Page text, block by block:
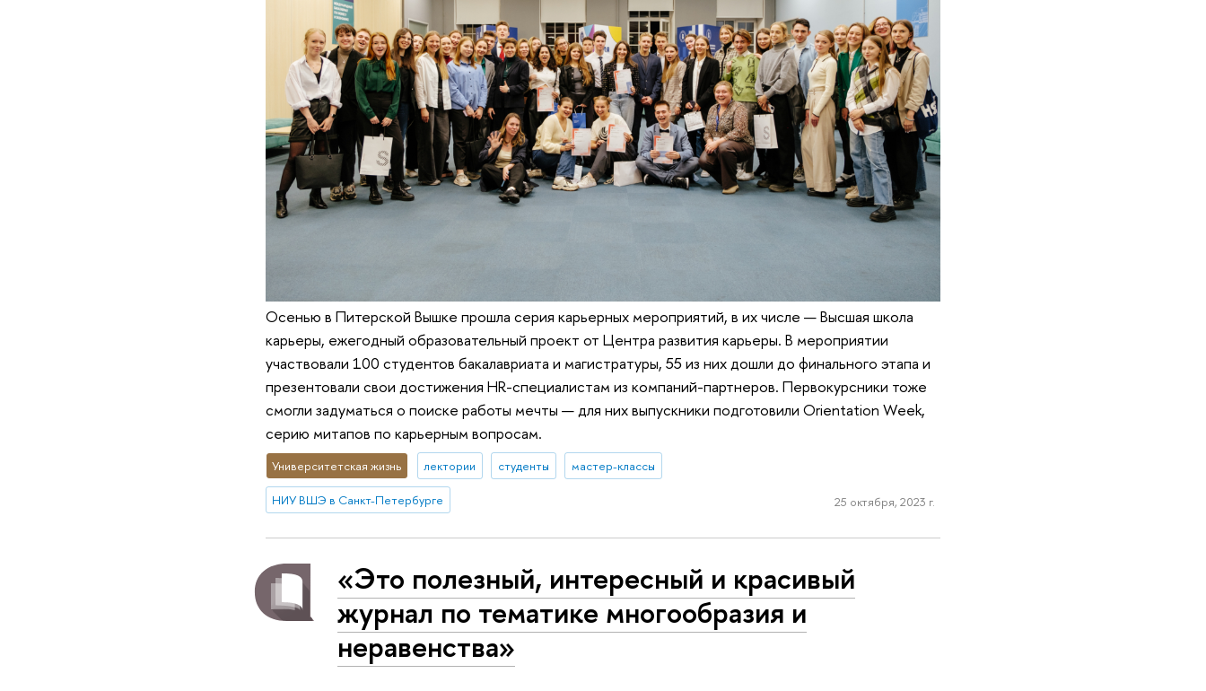
Осенью в Питерской Вышке прошла серия карьерных мероприятий, в их числе — Высшая школа
карьеры, ежегодный образовательный проект от Центра развития карьеры. В мероприятии
участвовали 100 студентов бакалавриата и магистратуры, 55 из них дошли до финального этапа и
презентовали свои достижения HR-специалистам из компаний-партнеров. Первокурсники тоже
смогли задуматься о поиске работы мечты — для них выпускники подготовили Orientation Week,
серию митапов по карьерным вопросам.
Университетская жизнь лектории студенты мастер-классы
НИУ ВШЭ в Санкт-Петербурге 25 октября, 2023 г.
«Это полезный, интересный и красивый
журнал по тематике многообразия и
неравенства»